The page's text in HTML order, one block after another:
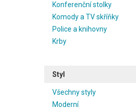
Konferenční stolky
Komody a TV skříňky
Police a knihovny
Krby
Styl
Všechny styly
Moderní